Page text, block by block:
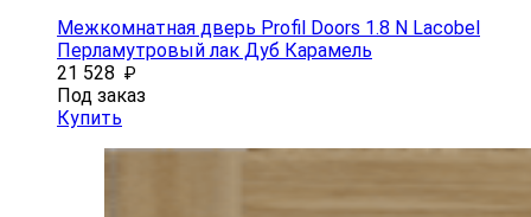
Межкомнатная дверь Profil Doors 1.8 N Lacobel
Перламутровый лак Дуб Карамель
21 528 ₽
Под заказ
Купить